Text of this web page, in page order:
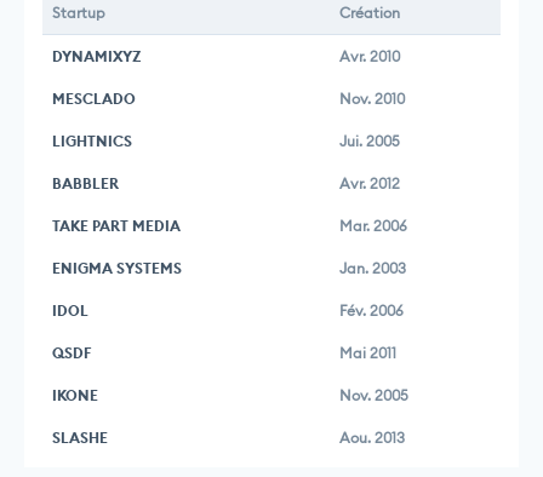
Startup Création
DYNAMIXYZ Avr. 2010
MESCLADO Nov. 2010
LIGHTNICS Jui. 2005
BABBLER Avr. 2012
TAKE PART MEDIA Mar. 2006
ENIGMA SYSTEMS Jan. 2003
IDOL Fév. 2006
QSDF Mai 2011
IKONE Nov. 2005
SLASHE Aou. 2013